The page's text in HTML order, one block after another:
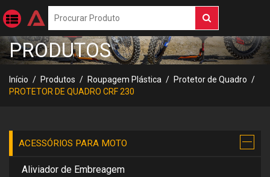
PRODUTOS
Início Produtos Roupagem Plástica
Protetor de Quadro
PROTETOR DE QUADRO CRF 230
ACESSÓRIOS PARA MOTO
Aliviador de Embreagem